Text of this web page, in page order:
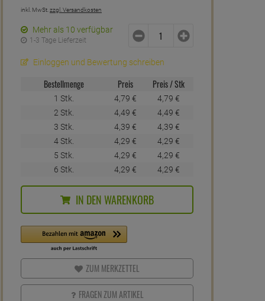
inkl. MwSt. zzgl. Versandkosten
Mehr als 10 verfügbar
1-3 Tage Lieferzeit
Einloggen und Bewertung schreiben
Bestellmenge Preis Preis / Stk
1 Stk. 4,79 € 4,79 €
2 Stk.
4,49 € 4,49 €
3 Stk.
4, 39 € 4, 39 €
4 Stk.
4, 29 € 4, 29 €
5 Stk.
4, 29 € 4, 29 €
6 Stk.
4, 29 € 4, 29 €
IN DEN WARENKORB
ZUM MERKZETTEL
FRAGEN ZUM ARTIKEL